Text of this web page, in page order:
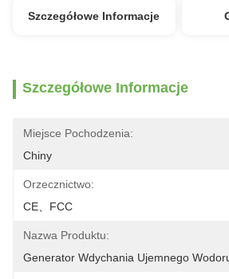
Szczegółowe Informacje
Szczegółowe Informacje
Miejsce Pochodzenia:
Chiny
Orzecznictwo:
CE、FCC
Nazwa Produktu:
Generator Wdychania Ujemnego